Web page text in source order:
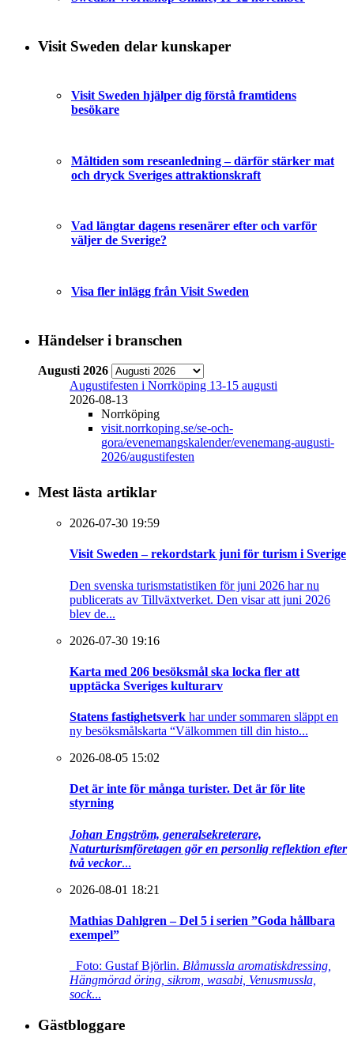
Visit Sweden delar kunskaper
Visit Sweden hjälper dig förstå framtidens
besökare
Måltiden som reseanledning – därför stärker mat
och dryck Sveriges attraktionskraft
Vad längtar dagens resenärer efter och varför
väljer de Sverige?
Visa fler inlägg från Visit Sweden
Händelser i branschen
Augusti 2026
Augustifesten i Norrköping 13-15 augusti
2026-08-13
Norrköping
visit.norrkoping.se/se-och-
gora/evenemangskalender/evenemang-augusti-
2026/augustifesten
Mest lästa artiklar
2026-07-30 19:59
Visit Sweden – rekordstark juni för turism i Sverige
Den svenska turismstatistiken för juni 2026 har nu
publicerats av Tillväxtverket. Den visar att juni 2026
blev de...
2026-07-30 19:16
Karta med 206 besöksmål ska locka fler att
upptäcka Sveriges kulturarv
Statens fastighetsverk har under sommaren släppt en
ny besöksmålskarta “Välkommen till din histo...
2026-08-05 15:02
Det är inte för många turister. Det är för lite
styrning
Johan Engström, generalsekreterare,
Naturturismföretagen gör en personlig reflektion efter
två veckor...
2026-08-01 18:21
Mathias Dahlgren – Del 5 i serien ”Goda hållbara
exempel”
Foto: Gustaf Björlin. Blåmussla aromatiskdressing,
Hängmörad öring, sikrom, wasabi, Venusmussla,
sock...
Gästbloggare